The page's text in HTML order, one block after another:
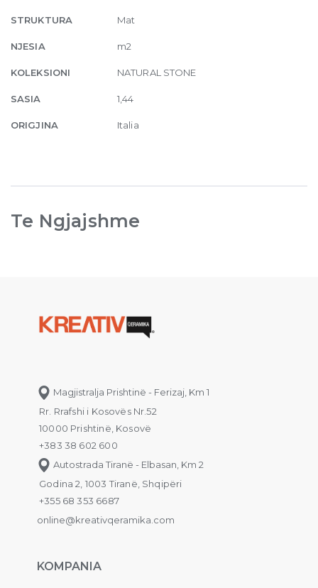
STRUKTURA Mat
NJESIA m2
KOLEKSIONI NATURAL STONE
SASIA 1,44
ORIGJINA Italia
Te Ngjajshme
Magjistralja Prishtinë - Ferizaj, Km 1
Rr. Rrafshi i Kosovës Nr.52
10000 Prishtinë, Kosovë
+383 38 602 600
Autostrada Tiranë - Elbasan, Km 2
Godina 2, 1003 Tiranë, Shqipëri
+355 68 353 6687
online@kreativqeramika.com
KOMPANIA